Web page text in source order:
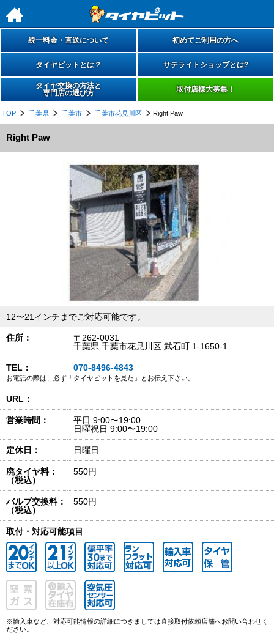
h
統一料金・直送について 初めてご利用の方へ
タイヤピットとは？ サテライトショップとは?
タイヤ交換の方法と
専門店の選び方
取付店様大募集！
TOP 千葉県 千葉市 千葉市花見川区 Right Paw
Right Paw
12〜21インチまでご対応可能です。
住所：
〒262-0031
千葉県 千葉市花見川区 武石町 1-1650-1
TEL： 070-8496-4843
お電話の際は、必ず「タイヤピットを見た」とお伝え下さい。
URL：
営業時間：
平日 9:00〜19:00
日曜祝日 9:00〜19:00
定休日： 日曜日
廃タイヤ料：
（税込）
550円
バルブ交換料：
（税込）
550円
取付・対応可能項目
※輸入車など、対応可能情報の詳細につきましては直接取付依頼店舗へお問い合わせく
ださい。